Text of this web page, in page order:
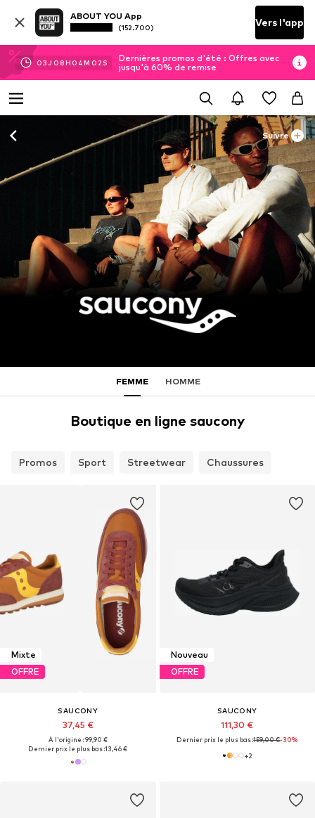
ABOUT YOU App
(152.700) Vers l'app
03J 08H 04M 02 S
Dernières promos d'été : Offres avec
jusqu'à 60% de remise
Suivre
FEMME HOMME
Boutique en ligne saucony
Promos Sport Streetwear Chaussures
Mixte
OFFRE
SAUCONY
37,45 €
À l'origine : 99,90 €
Dernier prix le plus bas :13,46 €
Nouveau
OFFRE
SAUCONY
111,30 €
Dernier prix le plus bas :159,00 €-30%
+2